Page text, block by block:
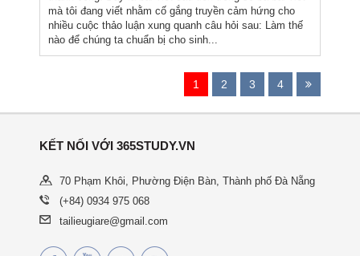
mà tôi đang viết nhằm cố gắng truyền cảm hứng cho
nhiều cuộc thảo luận xung quanh câu hỏi sau: Làm thế
nào để chúng ta chuẩn bị cho sinh...
1 2 3 4
KẾT NỐI VỚI 365STUDY.VN
70 Phạm Khôi, Phường Điện Bàn, Thành phố Đà Nẵng
(+84) 0934 975 068
tailieugiare@gmail.com